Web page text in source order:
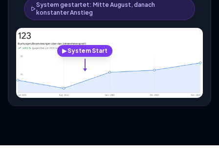
System gestartet: Mitte August, danach
konstanter Anstieg
▶ System Start